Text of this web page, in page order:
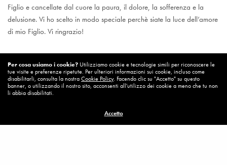
Figlio e cancellate dal cuore la paura, il dolore, la sofferenza e la
delusione. Vi ho scelto in modo speciale perchè siate la luce dell’amore
di mio Figlio. Vi ringrazio!
Per cosa usiamo i cookie? Utilizziamo cookie e tecnologie simili per riconoscere le
tue visite e preferenze ripetute. Per ulteriori informazioni sui cookie, incluso come
disabilitarli, consulta la nostraCookie Policy. Facendo clic su "Accetto" su questo
banner, o utilizzando il nostro sito, acconsenti all'utilizzo dei cookie a meno che tu non
li abbia disabilitati.
Accetto